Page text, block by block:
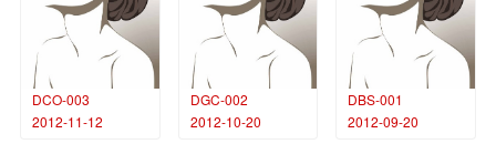
DCO-003
2012-11-12
DGC-002
2012-10-20
DBS-001
2012-09-20